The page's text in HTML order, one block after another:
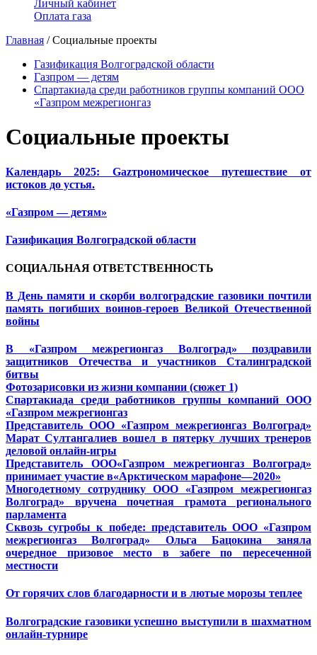
Личный кабинет
Оплата газа
Главная / Социальные проекты
Газификация Волгоградской области
Газпром — детям
Спартакиада среди работников группы компаний ООО
«Газпром межрегионгаз
Социальные проекты
Календарь 2025: Gazтрономическое путешествие от
истоков до устья.
«Газпром — детям»
Газификация Волгоградской области
СОЦИАЛЬНАЯ ОТВЕТСТВЕННОСТЬ
В День памяти и скорби волгоградские газовики почтили
память погибших воинов-героев Великой Отечественной
войны
В «Газпром межрегионгаз Волгоград» поздравили
защитников Отечества и участников Сталинградской
битвы
Фотозарисовки из жизни компании (сюжет 1)
Спартакиада среди работников группы компаний ООО
«Газпром межрегионгаз
Представитель ООО «Газпром межрегионгаз Волгоград»
Марат Султангалиев вошел в пятерку лучших тренеров
деловой онлайн-игры
Представитель ООО«Газпром межрегионгаз Волгоград»
принимает участие в«Арктическом марафоне—2020»
Многодетному сотруднику ООО «Газпром межрегионгаз
Волгоград» вручена почетная грамота регионального
парламента
Сквозь сугробы к победе: представитель ООО «Газпром
межрегионгаз Волгоград» Ольга Бацокина заняла
очередное призовое место в забеге по пересеченной
местности
От горячих слов благодарности и в лютые морозы теплее
Волгоградские газовики успешно выступили в шахматном
онлайн-турнире